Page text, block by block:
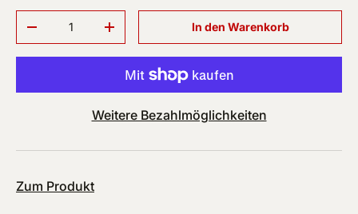
Menge verringernMenge erhöhenIn den Warenkorb
Weitere Bezahlmöglichkeiten
Zum Produkt